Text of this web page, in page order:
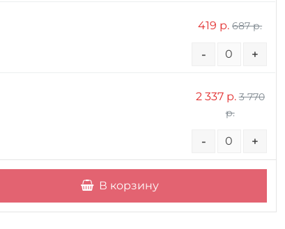
419 р. 687 р.
- +
2 337 р. 3 770
р.
- +
В корзину